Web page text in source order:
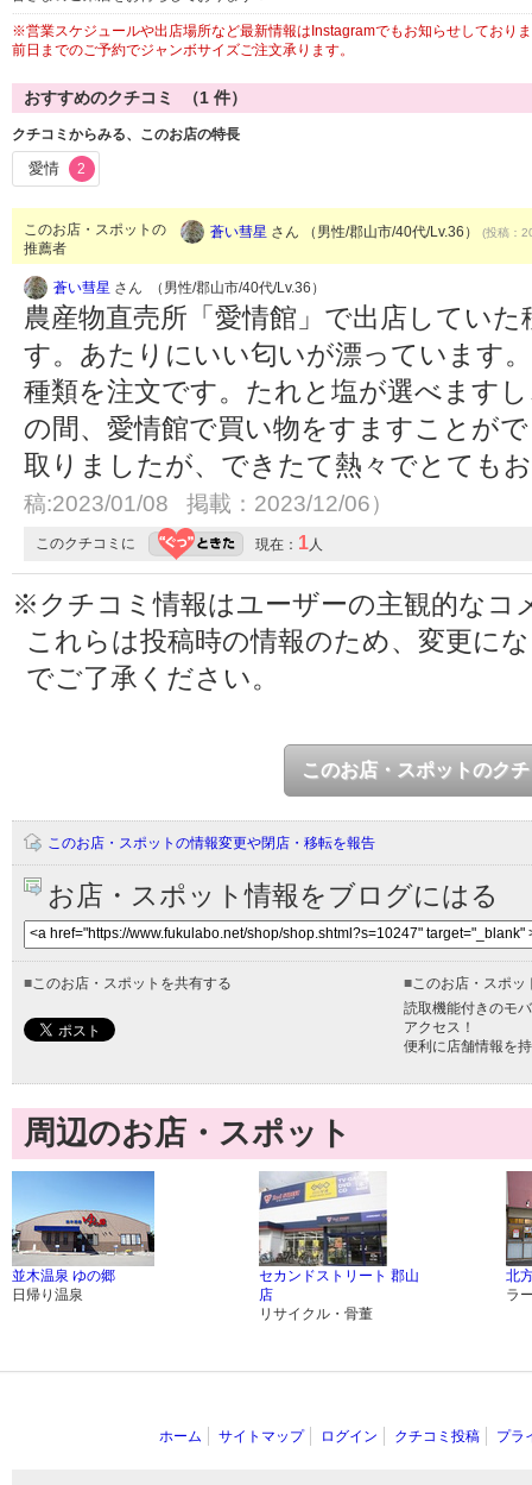
※営業スケジュールや出店場所など最新情報はInstagramでもお知らせしており
前日までのご予約でジャンボサイズご注文承ります。
おすすめのクチコミ （1 件）
クチコミからみる、このお店の特長
愛情 2
このお店・スポットの
推薦者
蒼い彗星 さん （男性/郡山市/40代/Lv.36） (投稿：
蒼い彗星 さん （男性/郡山市/40代/Lv.36）
農産物直売所「愛情館」で出店してい
す。あたりにいい匂いが漂っています
種類を注文です。たれと塩が選べます
の間、愛情館で買い物をすますことが
取りましたが、できたて熱々でとても
稿:2023/01/08 掲載：2023/12/06）
このクチコミに 現在： 1 人
※クチコミ情報はユーザーの主観的なコ
これらは投稿時の情報のため、変更に
でご了承ください。
このお店・スポットのク
このお店・スポットの情報変更や閉店・移転を報告
お店・スポット情報をブログにはる
■ このお店・スポットを共有する ■ このお店・スポ
読取機能付きのモ
アクセス！
便利に店舗情報を
周辺のお店・スポット
並木温泉 ゆの郷
日帰り温泉
セカンドストリート 郡山
店
リサイクル・骨董
北
ラ
ホーム サイトマップ ログイン クチコミ投稿 プラ